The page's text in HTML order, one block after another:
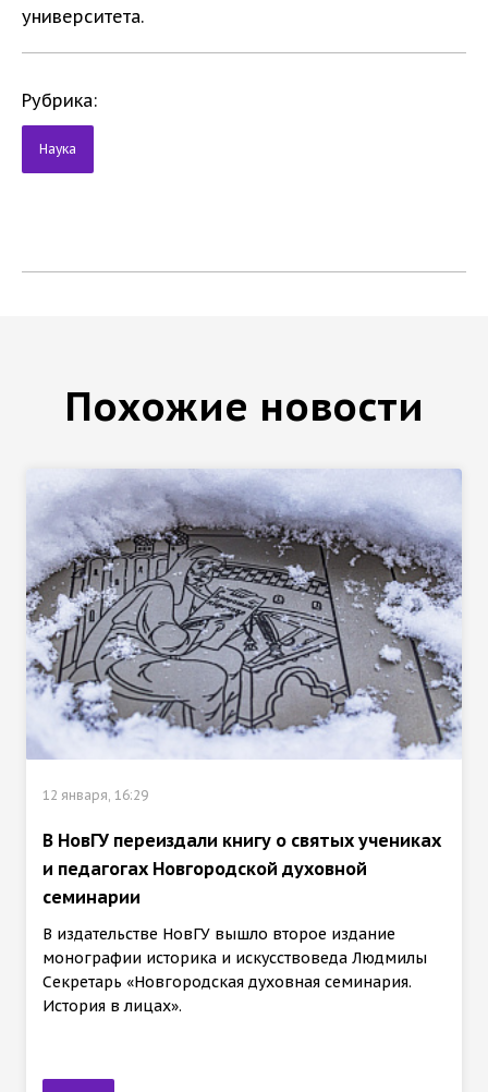
университета.
Рубрика:
Наука
Похожие новости
12 января, 16:29
В НовГУ переиздали книгу о святых учениках
и педагогах Новгородской духовной
семинарии
В издательстве НовГУ вышло второе издание
монографии историка и искусствоведа Людмилы
Секретарь «Новгородская духовная семинария.
История в лицах».